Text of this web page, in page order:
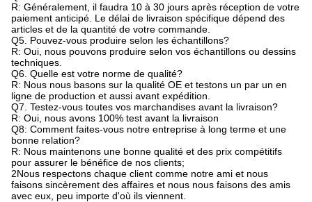
R: Généralement, il faudra 10 à 30 jours après réception de votre
paiement anticipé. Le délai de livraison spécifique dépend des
articles et de la quantité de votre commande.
Q5. Pouvez-vous produire selon les échantillons?
R: Oui, nous pouvons produire selon vos échantillons ou dessins
techniques.
Q6. Quelle est votre norme de qualité?
R: Nous nous basons sur la qualité OE et testons un par un en
ligne de production et aussi avant expédition.
Q7. Testez-vous toutes vos marchandises avant la livraison?
R: Oui, nous avons 100% test avant la livraison
Q8: Comment faites-vous notre entreprise à long terme et une
bonne relation?
R: Nous maintenons une bonne qualité et des prix compétitifs
pour assurer le bénéfice de nos clients;
2Nous respectons chaque client comme notre ami et nous
faisons sincèrement des affaires et nous nous faisons des amis
avec eux, peu importe d'où ils viennent.